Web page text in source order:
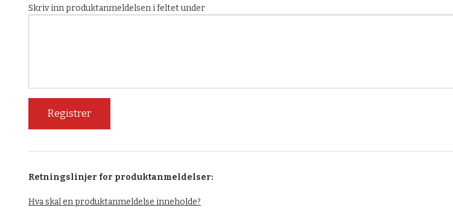
Skriv inn produktanmeldelsen i feltet under
Retningslinjer for produktanmeldelser:
Hva skal en produktanmeldelse inneholde?